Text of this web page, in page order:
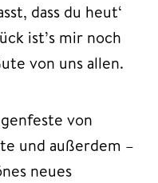
dass du heut‘
ist’s mir noch
von uns allen.
von
und außerdem –
neues